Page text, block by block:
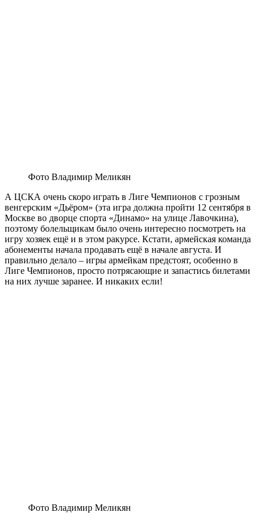
Фото Владимир Меликян
А ЦСКА очень скоро играть в Лиге Чемпионов с грозным
венгерским «Дьёром» (эта игра должна пройти 12 сентября в
Москве во дворце спорта «Динамо» на улице Лавочкина),
поэтому болельщикам было очень интересно посмотреть на
игру хозяек ещё и в этом ракурсе. Кстати, армейская команда
абонементы начала продавать ещё в начале августа. И
правильно делало – игры армейкам предстоят, особенно в
Лиге Чемпионов, просто потрясающие и запастись билетами
на них лучше заранее. И никаких если!
Фото Владимир Меликян